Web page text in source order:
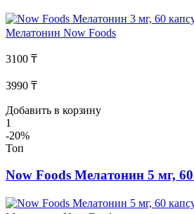
Мелатонин Now Foods
3100 ₸
3990 ₸
Добавить в корзину
1
-20%
Топ
Now Foods Мелатонин 5 мг,